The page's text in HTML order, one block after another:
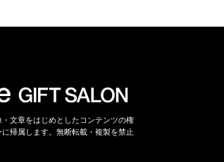
文章をはじめとしたコンテンツの権
帰属します。無断転載・複製を禁止